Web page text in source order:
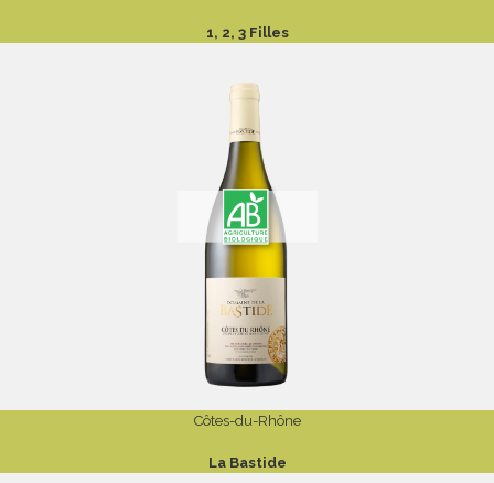
1, 2, 3 Filles
Côtes-du-Rhône
La Bastide